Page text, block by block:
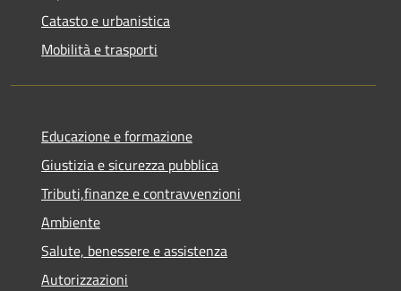
Catasto e urbanistica
Mobilità e trasporti
Educazione e formazione
Giustizia e sicurezza pubblica
Tributi,finanze e contravvenzioni
Ambiente
Salute, benessere e assistenza
Autorizzazioni